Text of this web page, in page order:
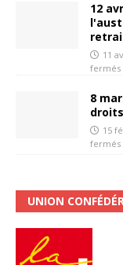
12
11
fermés
8
15
fermés
UNION